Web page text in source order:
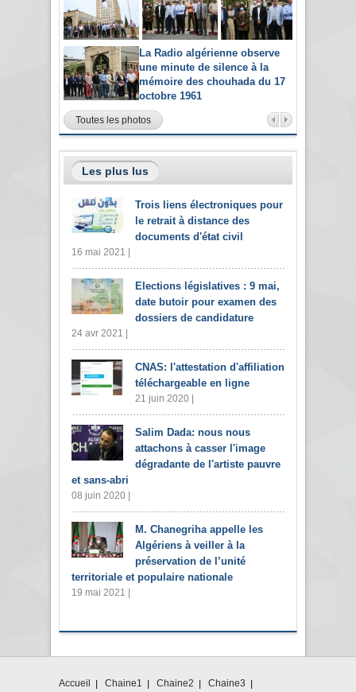
La Radio algérienne observe
une minute de silence à la
mémoire des chouhada du 17
octobre 1961
Toutes les photos
Les plus lus
Trois liens électroniques pour
le retrait à distance des
documents d'état civil
16 mai 2021 |
Elections législatives : 9 mai,
date butoir pour examen des
dossiers de candidature
24 avr 2021 |
CNAS: l'attestation d'affiliation
téléchargeable en ligne
21 juin 2020 |
Salim Dada: nous nous
attachons à casser l'image
dégradante de l'artiste pauvre
et sans-abri
08 juin 2020 |
M. Chanegriha appelle les
Algériens à veiller à la
préservation de l’unité
territoriale et populaire nationale
19 mai 2021 |
Accueil Chaine1 Chaine2 Chaine3